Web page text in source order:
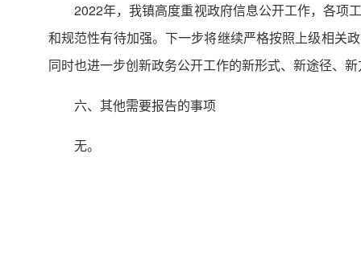
2022年，我镇高度重视政府信息公开工作，各项
和规范性有待加强。下一步将继续严格按照上级相关
同时也进一步创新政务公开工作的新形式、新途径、
六、其他需要报告的事项
无。